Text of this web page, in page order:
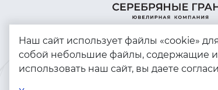
Copyright © 2023 - 2026.
Наш сайт использует файлы «cookie»
собой небольшие файлы, содержащие
использовать наш сайт, вы даете